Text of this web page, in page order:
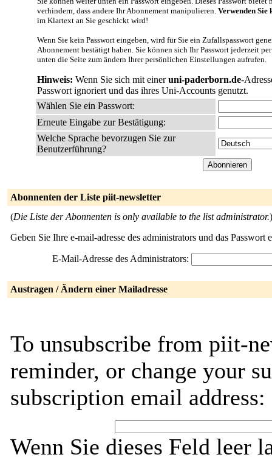
verhindern, dass andere Ihr Abonnement manipulieren. Verwenden Sie
im Klartext an Sie geschickt wird!
Wenn Sie kein Passwort eingeben, wird für Sie ein Zufallspasswort
Abonnement bestätigt haben. Sie können sich Ihr Passwort jederzeit
unten die Seite zum ändern Ihrer persönlichen Einstellungen aufrufen.
Hinweis: Wenn Sie sich mit eineruni-paderborn.de-
Passwort ignoriert und das ihres Uni-Accounts genutzt.
Wählen Sie ein Passwort:
Erneute Eingabe zur Bestätigung:
Welche Sprache bevorzugen Sie zur
Benutzerführung?
Abonnenten der Liste piit-newsletter
(Die Liste der Abonnenten is only available to the list administrator.)
Geben Sie Ihre e-mail-adresse des administrators und das
E-Mail-Adresse des Administrators:
Austragen / Ändern einer Mailadresse
To unsubscribe from piit-
reminder, or change your
subscription email address:
Wenn Sie dieses Feld leer